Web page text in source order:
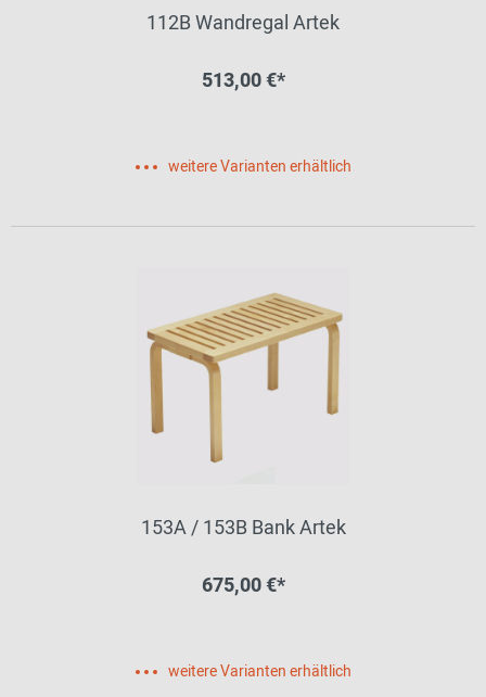
112B Wandregal Artek
513,00 €*
weitere Varianten erhältlich
153A / 153B Bank Artek
675,00 €*
weitere Varianten erhältlich